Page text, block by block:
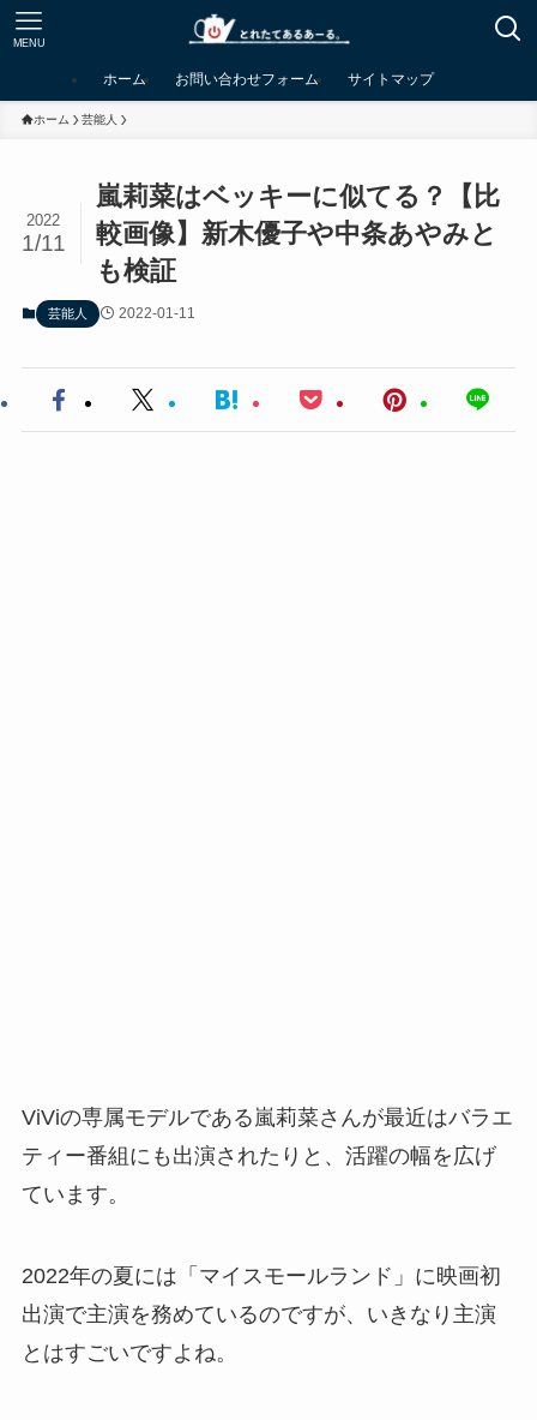
MENU
ホーム お問い合わせフォーム サイトマップ
ホーム 芸能人
嵐莉菜はベッキーに似てる？【比
較画像】新木優子や中条あやみと
も検証
2022
1/11
芸能人 2022-01-11
ViViの専属モデルである嵐莉菜さんが最近はバラエ
ティー番組にも出演されたりと、活躍の幅を広げ
ています。
2022年の夏には「マイスモールランド」に映画初
出演で主演を務めているのですが、いきなり主演
とはすごいですよね。